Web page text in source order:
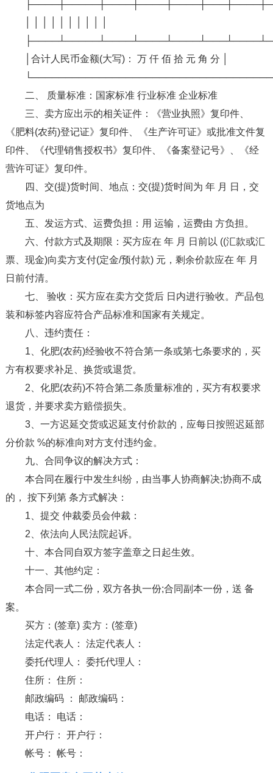
│合计人民币金额(大写)： 万 仟 佰 拾 元 角 分 │
二、 质量标准：国家标准 行业标准 企业标准
三、卖方应出示的相关证件：《营业执照》复印件、
《肥料(农药)登记证》复印件、《生产许可证》或批准文件复
印件、《代理销售授权书》复印件、《备案登记号》、《经
营许可证》复印件。
四、交(提)货时间、地点：交(提)货时间为 年 月 日，交
货地点为
五、发运方式、运费负担：用 运输，运费由 方负担。
六、付款方式及期限：买方应在 年 月 日前以 ((汇款或汇
票、现金)向卖方支付(定金/预付款) 元，剩余价款应在 年 月
日前付清。
七、 验收：买方应在卖方交货后 日内进行验收。产品包
装和标签内容应符合产品标准和国家有关规定。
八、违约责任：
1、化肥(农药)经验收不符合第一条或第七条要求的，买
方有权要求补足、换货或退货。
2、化肥(农药)不符合第二条质量标准的，买方有权要求
退货，并要求卖方赔偿损失。
3、一方迟延交货或迟延支付价款的，应每日按照迟延部
分价款 %的标准向对方支付违约金。
九、合同争议的解决方式：
本合同在履行中发生纠纷，由当事人协商解决;协商不成
的， 按下列第 条方式解决：
1、提交 仲裁委员会仲裁：
2、依法向人民法院起诉。
十、本合同自双方签字盖章之日起生效。
十一、其他约定：
本合同一式二份，双方各执一份;合同副本一份，送 备
案。
买方：(签章) 卖方：(签章)
法定代表人： 法定代表人：
委托代理人： 委托代理人：
住所： 住所：
邮政编码 ： 邮政编码：
电话： 电话：
开户行： 开户行：
帐号： 帐号：